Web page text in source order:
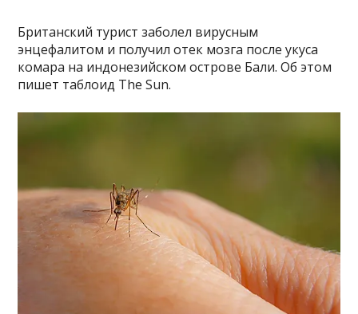
Британский турист заболел вирусным
энцефалитом и получил отек мозга после укуса
комара на индонезийском острове Бали. Об этом
пишет таблоид The Sun.